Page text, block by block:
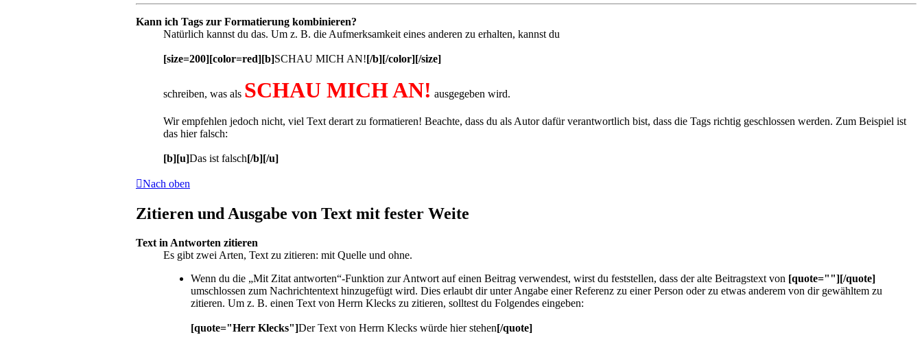
Kann ich Tags zur Formatierung kombinieren?
Natürlich kannst du das. Um z. B. die Aufmerksamkeit eines anderen zu erhalten, kannst du
[size=200][color=red][b]SCHAU MICH AN![/b][/color][/size]
schreiben, was als SCHAU MICH AN! ausgegeben wird.
Wir empfehlen jedoch nicht, viel Text derart zu formatieren! Beachte, dass du als Autor dafür verantwortlich bist, dass die Tags richtig geschlossen werden. Zum Beispiel ist
das hier falsch:
[b][u]Das ist falsch[/b][/u]
Nach oben
Zitieren und Ausgabe von Text mit fester Weite
Text in Antworten zitieren
Es gibt zwei Arten, Text zu zitieren: mit Quelle und ohne.
Wenn du die „Mit Zitat antworten“-Funktion zur Antwort auf einen Beitrag verwendest, wirst du feststellen, dass der alte Beitragstext von [quote=""][/quote]
umschlossen zum Nachrichtentext hinzugefügt wird. Dies erlaubt dir unter Angabe einer Referenz zu einer Person oder zu etwas anderem von dir gewähltem zu
zitieren. Um z. B. einen Text von Herrn Klecks zu zitieren, solltest du Folgendes eingeben:
[quote="Herr Klecks"]Der Text von Herrn Klecks würde hier stehen[/quote]